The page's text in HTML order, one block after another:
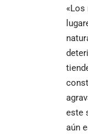
este
aún